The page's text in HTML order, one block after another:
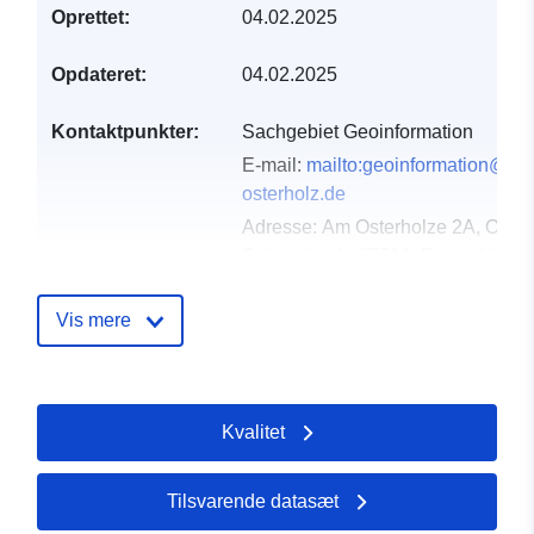
Oprettet: 04.02.2025
Opdateret: 04.02.2025
Kontaktpunkter:
Sachgebiet Geoinformation
E-mail:
osterholz.de
Adresse: Am Osterholze 2A,
Fortegnelse over
Tilføjet til data.europa.eu: 21
February 2026
Opdateret på data.europa.eu:
25 July 2026
Vis mere
Kvalitet
Tilsvarende datasæt